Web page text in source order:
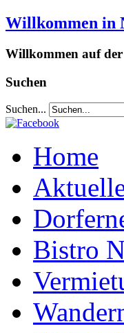
Willkommen in
Willkommen auf der
Suchen
Suchen...
Home
Bistro